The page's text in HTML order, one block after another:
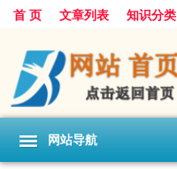
首 页 文章列表 知识分类
网站导航